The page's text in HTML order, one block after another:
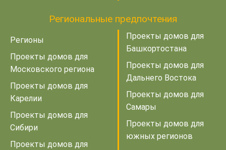
Региональные предпочтения
Регионы
Проекты домов для
Московского региона
Проекты домов для
Карелии
Проекты домов для
Сибири
Проекты домов для
Проекты домов для
Башкортостана
Проекты домов для
Дальнего Востока
Проекты домов для
Самары
Проекты домов для
южных регионов